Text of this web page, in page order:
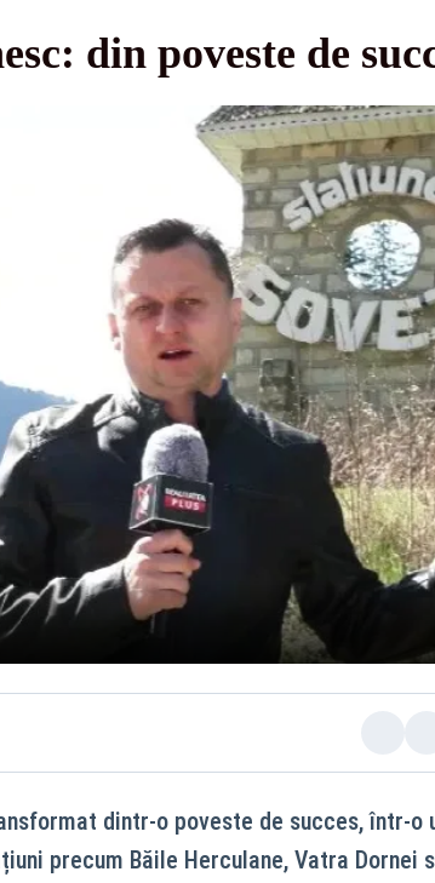
din poveste de
dintr-o poveste de succes, într-o
precum Băile Herculane, Vatra Dornei